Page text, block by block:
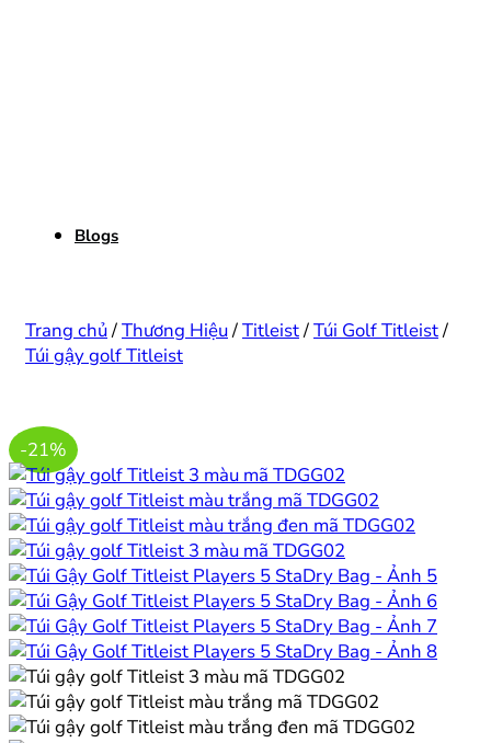
Blogs
Trang chủ/Thương Hiệu/Titleist/Túi Golf Titleist/
Túi gậy golf Titleist
-21%